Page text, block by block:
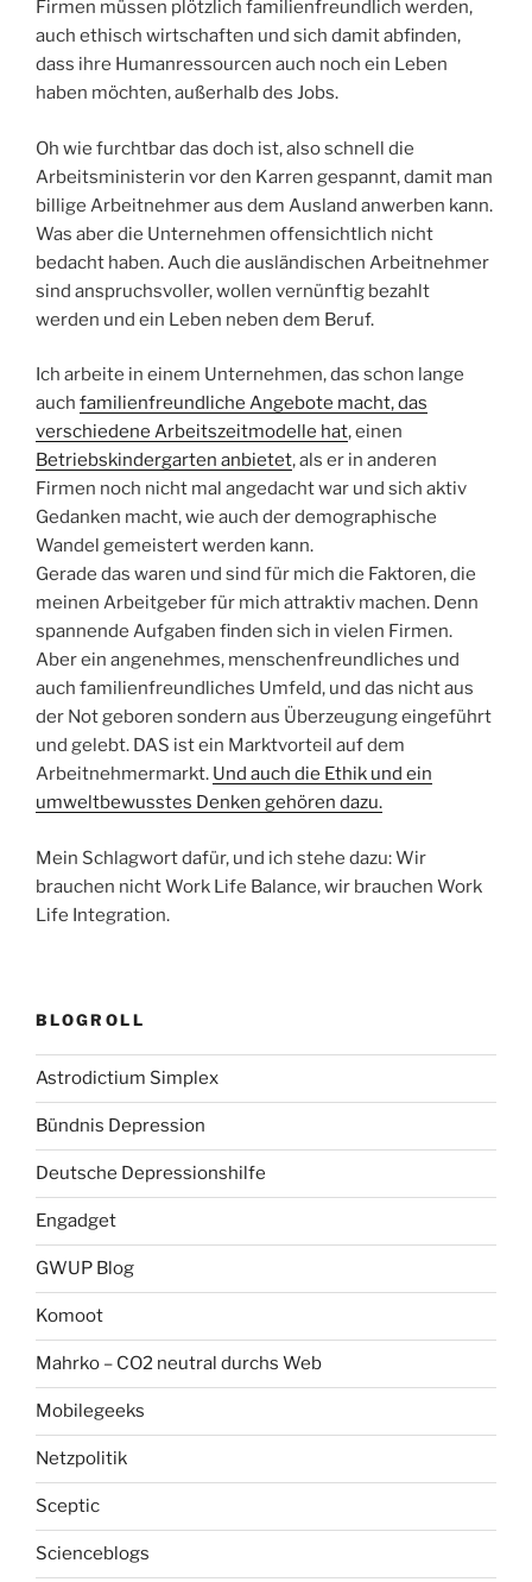
Firmen müssen plötzlich familienfreundlich werden,
auch ethisch wirtschaften und sich damit abfinden,
dass ihre Humanressourcen auch noch ein Leben
haben möchten, außerhalb des Jobs.
Oh wie furchtbar das doch ist, also schnell die
Arbeitsministerin vor den Karren gespannt, damit man
billige Arbeitnehmer aus dem Ausland anwerben kann.
Was aber die Unternehmen offensichtlich nicht
bedacht haben. Auch die ausländischen Arbeitnehmer
sind anspruchsvoller, wollen vernünftig bezahlt
werden und ein Leben neben dem Beruf.
Ich arbeite in einem Unternehmen, das schon lange
auch familienfreundliche Angebote macht, das
verschiedene Arbeitszeitmodelle hat, einen
Betriebskindergarten anbietet, als er in anderen
Firmen noch nicht mal angedacht war und sich aktiv
Gedanken macht, wie auch der demographische
Wandel gemeistert werden kann.
Gerade das waren und sind für mich die Faktoren, die
meinen Arbeitgeber für mich attraktiv machen. Denn
spannende Aufgaben finden sich in vielen Firmen.
Aber ein angenehmes, menschenfreundliches und
auch familienfreundliches Umfeld, und das nicht aus
der Not geboren sondern aus Überzeugung eingeführt
und gelebt. DAS ist ein Marktvorteil auf dem
Arbeitnehmermarkt. Und auch die Ethik und ein
umweltbewusstes Denken gehören dazu.
Mein Schlagwort dafür, und ich stehe dazu: Wir
brauchen nicht Work Life Balance, wir brauchen Work
Life Integration.
BLOGROLL
Astrodictium Simplex
Bündnis Depression
Deutsche Depressionshilfe
Engadget
GWUP Blog
Komoot
Mahrko – CO2 neutral durchs Web
Mobilegeeks
Netzpolitik
Sceptic
Scienceblogs